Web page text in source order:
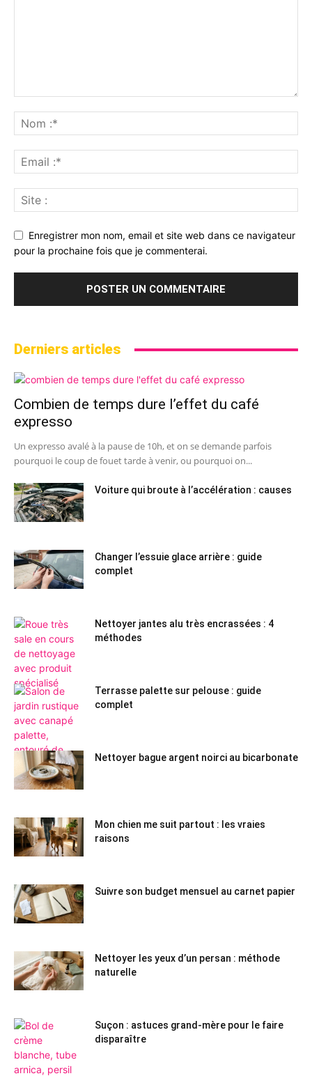
Enregistrer mon nom, email et site web dans ce navigateur
pour la prochaine fois que je commenterai.
Derniers articles
Combien de temps dure l’effet du café
expresso
Un expresso avalé à la pause de 10h, et on se demande parfois
pourquoi le coup de fouet tarde à venir, ou pourquoi on...
Voiture qui broute à l’accélération : causes
Changer l’essuie glace arrière : guide
complet
Nettoyer jantes alu très encrassées : 4
méthodes
Terrasse palette sur pelouse : guide
complet
Nettoyer bague argent noirci au bicarbonate
Mon chien me suit partout : les vraies
raisons
Suivre son budget mensuel au carnet papier
Nettoyer les yeux d’un persan : méthode
naturelle
Suçon : astuces grand-mère pour le faire
disparaître